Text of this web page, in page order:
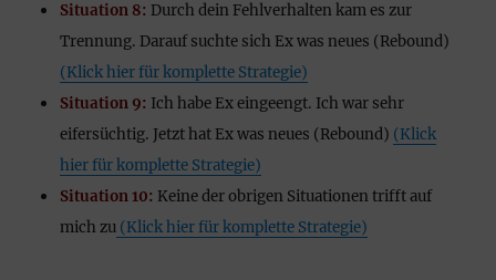
Situation 8: Durch dein Fehlverhalten kam es zur
Trennung. Darauf suchte sich Ex was neues (Rebound)
(Klick hier für komplette Strategie)
Situation 9: Ich habe Ex eingeengt. Ich war sehr
eifersüchtig. Jetzt hat Ex was neues (Rebound) (Klick
hier für komplette Strategie)
Situation 10: Keine der obrigen Situationen trifft auf
mich zu (Klick hier für komplette Strategie)